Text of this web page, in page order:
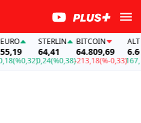
(%0,32)
STERLIN
64,41
0,24(%0,38)
BITCOIN
64.809,69
-213,18(%-0,33)
ALTIN
167,96